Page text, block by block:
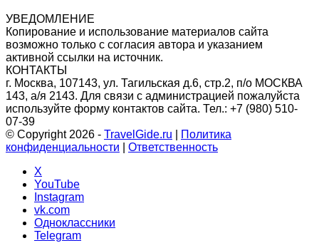
УВЕДОМЛЕНИЕ
Копирование и использование материалов сайта
возможно только c согласия автора и указанием
активной ссылки на источник.
КОНТАКТЫ
г. Москва, 107143, ул. Тагильская д.6, стр.2, п/о МОСКВА
143, а/я 2143. Для связи с администрацией пожалуйста
используйте форму контактов сайта. Тел.: +7 (980) 510-
07-39
© Copyright 2026 - TravelGide.ru
Политика
конфиденциальности
Ответственность
X
YouTube
Instagram
vk.com
Одноклассники
Telegram